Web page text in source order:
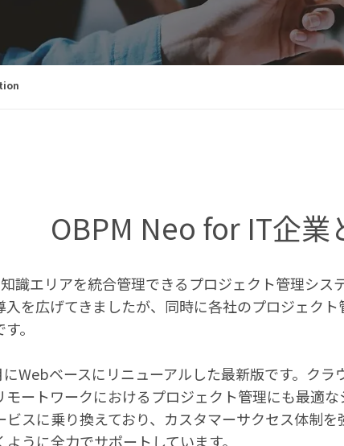
OBPM Neo for IT企業
識エリアを統合管理できるプロジェクト管理シス
を広げてきましたが、同時に各社のプロジェク
。
Webベースにリニューアルした最新版です。ク
ートワークにおけるプロジェクト管理にも最適
スに乗り換えており、カスタマーサクセス体制
うに全力でサポートしています。